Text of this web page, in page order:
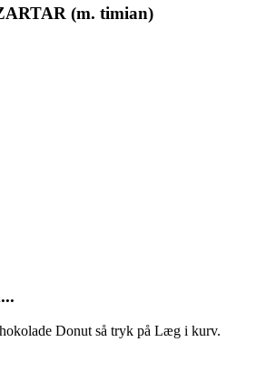
(m. timian)
Donut så tryk på Læg i kurv.